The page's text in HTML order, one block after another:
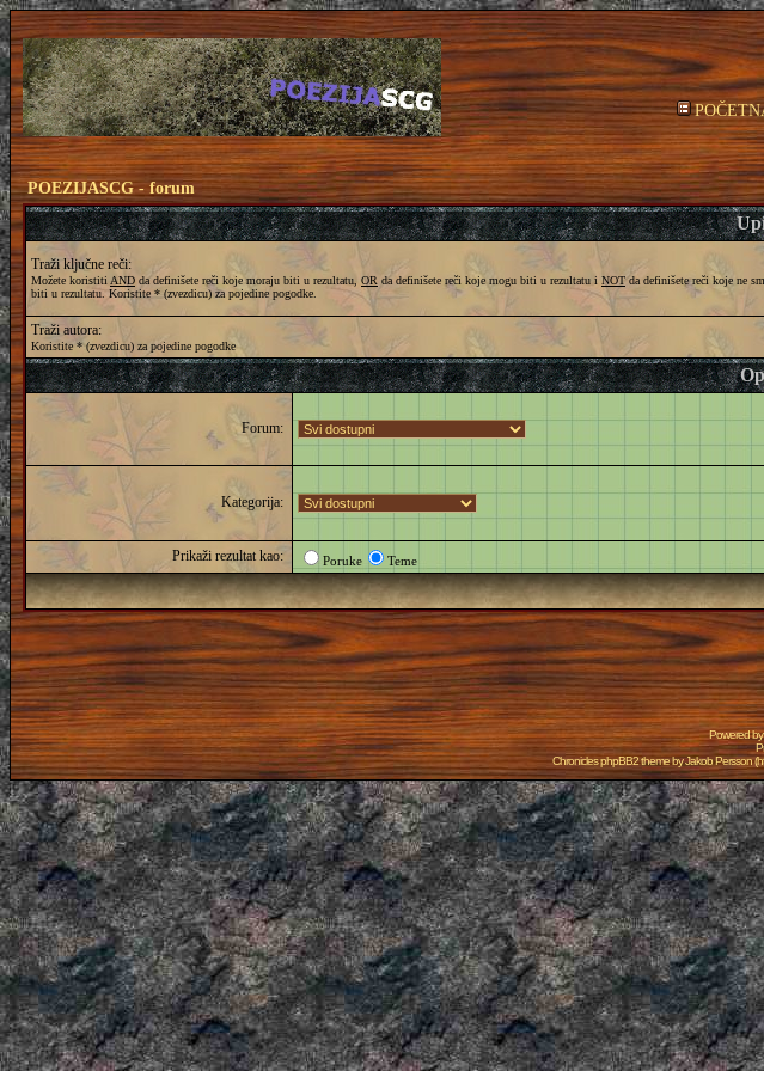
POEZIJASCG - forum
Traži ključne reči:
Možete koristiti AND da definišete reči koje moraju biti u rezultatu, OR da definišete reči koje mogu biti u rezultatu i NOTda definišete reči koje ne
biti u rezultatu. Koristite * (zvezdicu) za pojedine pogodke.
Traži autora:
Koristite * (zvezdicu) za pojedine pogodke
Forum:
Kategorija:
Prikaži rezultat kao: Poruke Teme
Powered by
Chronicles phpBB2 theme byJakob Persson(